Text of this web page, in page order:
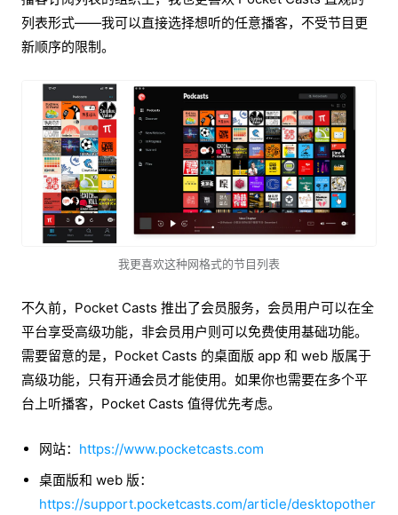
列表形式——我可以直接选择想听的任意播客，不受节目更
新顺序的限制。
我更喜欢这种网格式的节目列表
不久前，Pocket Casts 推出了会员服务，会员用户可以在全
平台享受高级功能，非会员用户则可以免费使用基础功能。
需要留意的是，Pocket Casts 的桌面版 app 和 web 版属于
高级功能，只有开通会员才能使用。如果你也需要在多个平
台上听播客，Pocket Casts 值得优先考虑。
网站： https://www.pocketcasts.com
桌面版和 web 版：
https://support.pocketcasts.com/article/desktopother